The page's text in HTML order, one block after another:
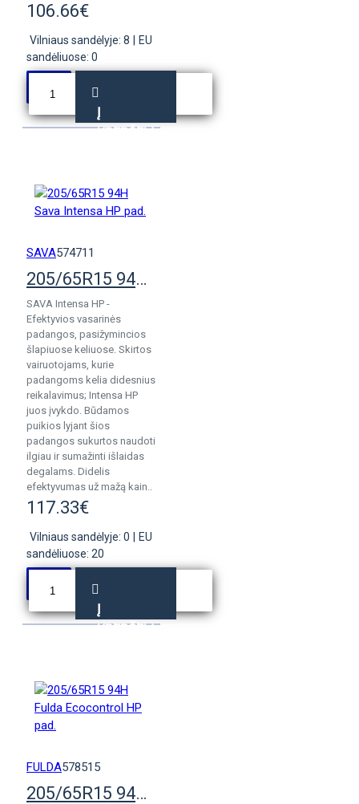
106.66€
Vilniaus sandėlyje: 8
EU
sandėliuose: 0
Į
KREPŠELĮ
SAVA574711
205/65R15 94H Sava Intensa HP pad.
SAVA Intensa HP -
Efektyvios vasarinės
padangos, pasižymincios
šlapiuose keliuose. Skirtos
vairuotojams, kurie
padangoms kelia didesnius
reikalavimus; Intensa HP
juos įvykdo. Būdamos
puikios lyjant šios
padangos sukurtos naudoti
ilgiau ir sumažinti išlaidas
degalams. Didelis
efektyvumas už mažą kain..
117.33€
Vilniaus sandėlyje: 0
EU
sandėliuose: 20
Į
KREPŠELĮ
FULDA578515
205/65R15 94H Fulda Ecocontrol HP pad.